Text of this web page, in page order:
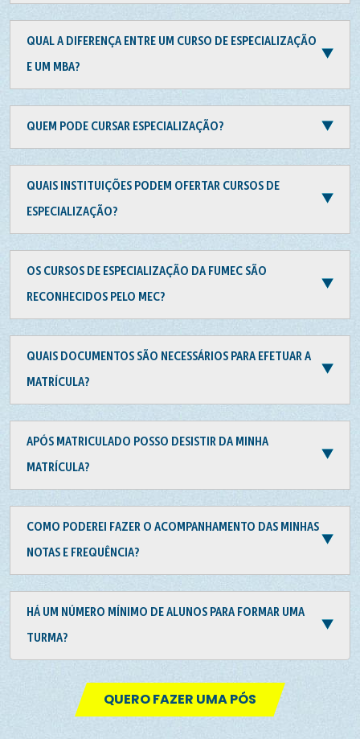
QUAL A DIFERENÇA ENTRE UM CURSO DE ESPECIALIZAÇÃO
E UM MBA?
QUEM PODE CURSAR ESPECIALIZAÇÃO?
QUAIS INSTITUIÇÕES PODEM OFERTAR CURSOS DE
ESPECIALIZAÇÃO?
OS CURSOS DE ESPECIALIZAÇÃO DA FUMEC SÃO
RECONHECIDOS PELO MEC?
QUAIS DOCUMENTOS SÃO NECESSÁRIOS PARA EFETUAR A
MATRÍCULA?
APÓS MATRICULADO POSSO DESISTIR DA MINHA
MATRÍCULA?
COMO PODEREI FAZER O ACOMPANHAMENTO DAS MINHAS
NOTAS E FREQUÊNCIA?
HÁ UM NÚMERO MÍNIMO DE ALUNOS PARA FORMAR UMA
TURMA?
QUERO FAZER UMA PÓS